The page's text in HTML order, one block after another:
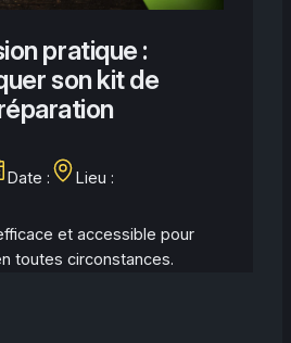
pratique :
son kit de
Date : Lieu :
et accessible pour
toutes circonstances.